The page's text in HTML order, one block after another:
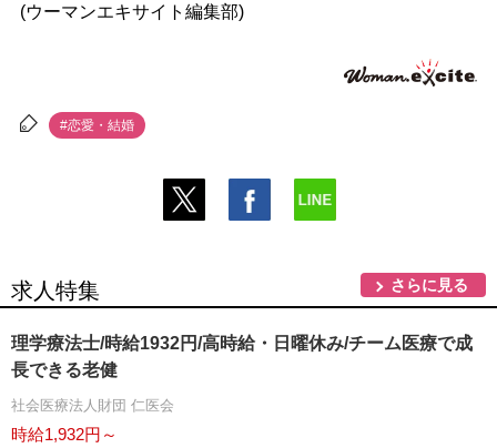
(ウーマンエキサイト編集部)
#恋愛・結婚
求人特集 さらに見る
理学療法士/時給1932円/高時給・日曜休み/チーム医療で成
長できる老健
社会医療法人財団 仁医会
時給1,932円～